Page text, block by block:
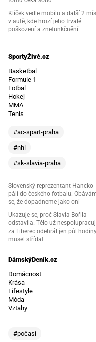
Klíček vedle mobilu a další 2
v autě, kde hrozí jeho trvalé
poškození a znefunkčnění
SportyŽivě.cz
Basketbal
Formule 1
Fotbal
Hokej
MMA
Tenis
#ac-spart-praha
#nhl
#sk-slavia-praha
Slovenský reprezentant Hancko
pálí do českého fotbalu: Obávám
se, že dopadneme jako oni
Ukazuje se, proč Slavia Bořila
odstavila. Tělo už
za Liberec odehrál jen půl
musel střídat
DámskýDeník.cz
Domácnost
Krása
Lifestyle
Móda
Vztahy
#počasí